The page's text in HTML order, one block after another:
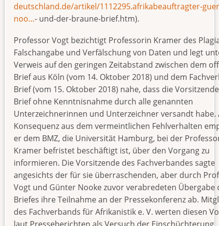
deutschland.de/artikel/1112295.afrikabeauftragter-
noo…- und-der-braune-brief.htm).
Professor Vogt bezichtigt Professorin Kramer des
Falschangabe und Verfälschung von Daten und legt
Verweis auf den geringen Zeitabstand zwischen dem
Brief aus Köln (vom 14. Oktober 2018) und dem
Brief (vom 15. Oktober 2018) nahe, dass die
Brief ohne Kenntnisnahme durch alle genannten
Unterzeichnerinnen und Unterzeichner versandt habe.
Konsequenz aus dem vermeintlichen Fehlverhalten
er dem BMZ, die Universität Hamburg, bei der
Kramer befristet beschäftigt ist, über den Vorgang zu
informieren. Die Vorsitzende des Fachverbandes sagte
angesichts der für sie überraschenden, aber durch
Vogt und Günter Nooke zuvor verabredeten Übergabe
Briefes ihre Teilnahme an der Pressekonferenz ab.
des Fachverbands für Afrikanistik e. V. werten diesen